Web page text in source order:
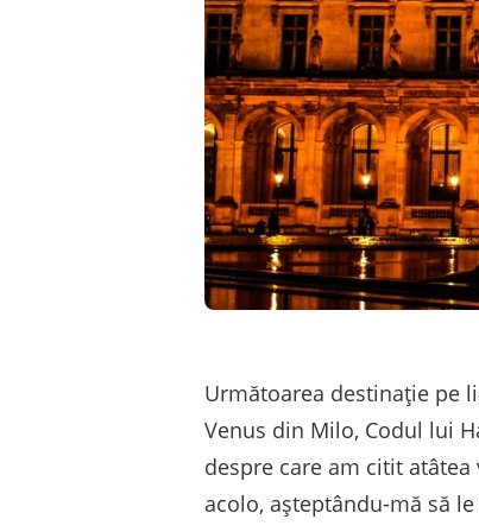
Următoarea destinație pe
Venus din Milo, Codul lui
despre care am citit
acolo, așteptându-mă să